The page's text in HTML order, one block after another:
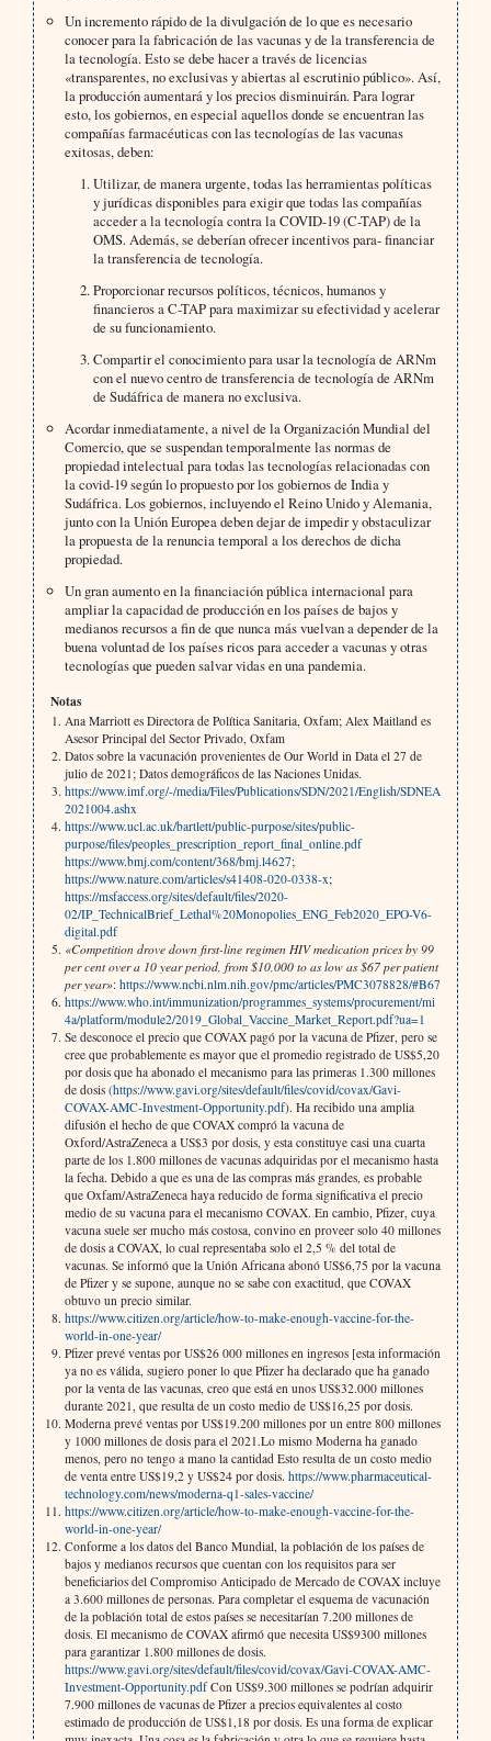
Un incremento rápido de la divulgación de lo que es necesario
conocer para la fabricación de las vacunas y de la transferencia de
la tecnología. Esto se debe hacer a través de licencias
«transparentes, no exclusivas y abiertas al escrutinio público». Así,
la producción aumentará y los precios disminuirán. Para lograr
esto, los gobiernos, en especial aquellos donde se encuentran las
compañías farmacéuticas con las tecnologías de las vacunas
exitosas, deben:
Utilizar, de manera urgente, todas las herramientas políticas
y jurídicas disponibles para exigir que todas las compañías
acceder a la tecnología contra la COVID-19 (C-TAP) de la
OMS. Además, se deberían ofrecer incentivos para- financiar
la transferencia de tecnología.
Proporcionar recursos políticos, técnicos, humanos y
financieros a C-TAP para maximizar su efectividad y acelerar
de su funcionamiento.
Compartir el conocimiento para usar la tecnología de ARNm
con el nuevo centro de transferencia de tecnología de ARNm
de Sudáfrica de manera no exclusiva.
Acordar inmediatamente, a nivel de la Organización Mundial del
Comercio, que se suspendan temporalmente las normas de
propiedad intelectual para todas las tecnologías relacionadas con
la covid-19 según lo propuesto por los gobiernos de India y
Sudáfrica. Los gobiernos, incluyendo el Reino Unido y Alemania,
junto con la Unión Europea deben dejar de impedir y obstaculizar
la propuesta de la renuncia temporal a los derechos de dicha
propiedad.
Un gran aumento en la financiación pública internacional para
ampliar la capacidad de producción en los países de bajos y
medianos recursos a fin de que nunca más vuelvan a depender de la
buena voluntad de los países ricos para acceder a vacunas y otras
tecnologías que pueden salvar vidas en una pandemia.
Notas
Ana Marriott es Directora de Política Sanitaria, Oxfam; Alex Maitland es
Asesor Principal del Sector Privado, Oxfam
Datos sobre la vacunación provenientes de Our World in Data el 27 de
julio de 2021; Datos demográficos de las Naciones Unidas.
https://www.imf.org/-/media/Files/Publications/SDN/2021/English/SDNEA
2021004.ashx
https://www.ucl.ac.uk/bartlett/public-purpose/sites/public-
purpose/files/peoples_prescription_report_final_online.pdf
https://www.bmj.com/content/368/bmj.l4627;
https://www.nature.com/articles/s41408-020-0338-x;
https://msfaccess.org/sites/default/files/2020-
02/IP_TechnicalBrief_Lethal%20Monopolies_ENG_Feb2020_EPO-V6-
digital.pdf
«Competition drove down first-line regimen HIV medication prices by 99
per cent over a 10 year period, from $10,000 to as low as $67 per patient
per year»: https://www.ncbi.nlm.nih.gov/pmc/articles/PMC3078828/#B67
https://www.who.int/immunization/programmes_systems/procurement/mi
4a/platform/module2/2019_Global_Vaccine_Market_Report.pdf?ua=1
Se desconoce el precio que COVAX pagó por la vacuna de Pfizer, pero se
cree que probablemente es mayor que el promedio registrado de US$5,20
por dosis que ha abonado el mecanismo para las primeras 1.300 millones
de dosis (https://www.gavi.org/sites/default/files/covid/covax/Gavi-
COVAX-AMC-Investment-Opportunity.pdf). Ha recibido una amplia
difusión el hecho de que COVAX compró la vacuna de
Oxford/AstraZeneca a US$3 por dosis, y esta constituye casi una cuarta
parte de los 1.800 millones de vacunas adquiridas por el mecanismo hasta
la fecha. Debido a que es una de las compras más grandes, es probable
que Oxfam/AstraZeneca haya reducido de forma significativa el precio
medio de su vacuna para el mecanismo COVAX. En cambio, Pfizer, cuya
vacuna suele ser mucho más costosa, convino en proveer solo 40 millones
de dosis a COVAX, lo cual representaba solo el 2,5 % del total de
vacunas. Se informó que la Unión Africana abonó US$6,75 por la vacuna
de Pfizer y se supone, aunque no se sabe con exactitud, que COVAX
obtuvo un precio similar.
https://www.citizen.org/article/how-to-make-enough-vaccine-for-the-
world-in-one-year/
Pfizer prevé ventas por US$26 000 millones en ingresos [esta información
ya no es válida, sugiero poner lo que Pfizer ha declarado que ha ganado
por la venta de las vacunas, creo que está en unos US$32.000 millones
durante 2021, que resulta de un costo medio de US$16,25 por dosis.
Moderna prevé ventas por US$19.200 millones por un entre 800 millones
y 1000 millones de dosis para el 2021.Lo mismo Moderna ha ganado
menos, pero no tengo a mano la cantidad Esto resulta de un costo medio
de venta entre US$19,2 y US$24 por dosis. https://www.pharmaceutical-
technology.com/news/moderna-q1-sales-vaccine/
https://www.citizen.org/article/how-to-make-enough-vaccine-for-the-
world-in-one-year/
Conforme a los datos del Banco Mundial, la población de los países de
bajos y medianos recursos que cuentan con los requisitos para ser
beneficiarios del Compromiso Anticipado de Mercado de COVAX incluye
a 3.600 millones de personas. Para completar el esquema de vacunación
de la población total de estos países se necesitarían 7.200 millones de
dosis. El mecanismo de COVAX afirmó que necesita US$9300 millones
para garantizar 1.800 millones de dosis.
https://www.gavi.org/sites/default/files/covid/covax/Gavi-COVAX-AMC-
Investment-Opportunity.pdfCon US$9.300 millones se podrían adquirir
7.900 millones de vacunas de Pfizer a precios equivalentes al costo
estimado de producción de US$1,18 por dosis. Es una forma de explicar